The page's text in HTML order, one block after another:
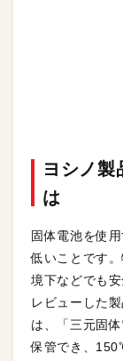
ヨシノ製
は
固体電池を使
低いことです
境下などでも
レビューした
は、「三元固
保管でき、